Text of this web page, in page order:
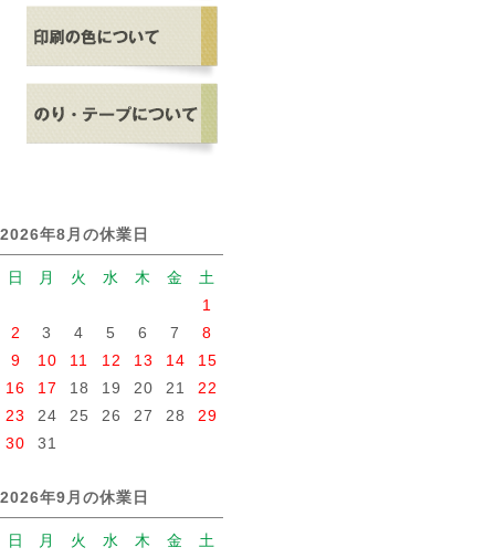
2026年8月の休業日
日 月 火 水 木 金
土
1
2
3 4 5 6 7
8
9
10 11 12 13 14
15
16
17 18 19 20 21
22
23
24 25 26 27 28
29
30
31
2026年9月の休業日
日 月 火 水 木 金
土